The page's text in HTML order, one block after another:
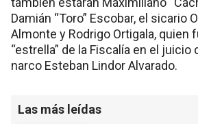
Damián “Toro” Escobar, el sicario
Almonte y Rodrigo Ortigala, quien
“estrella” de la Fiscalía en el juicio
narco Esteban Lindor Alvarado.
Las más leídas